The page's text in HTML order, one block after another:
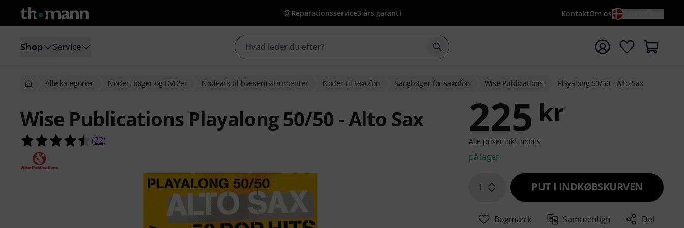
Reparationsservice3 års garanti KontaktOm os
Shop Service Start søgning med søgeord {searchTerm}
Alle kategorier Noder, bøger og DVD'er Nodeark til blæserinstrumenter Noder til saxofon Sangbøger for saxofon Wise Publications Playalong 50/50 - Alto Sax
Wise Publications Playalong 50/50 - Alto Sax
4.5 ud af 5 stjerner fra 22 kundebedømmelser
(22) 225 kr
Alle priser inkl. moms
på lager
1 PUT I INDKØBSKURVEN
Bogmærk Sammenlign Del